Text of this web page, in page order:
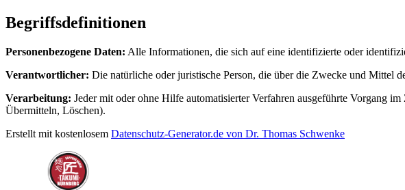
Begriffsdefinitionen
Personenbezogene Daten: Alle Informationen, die sich auf eine identifizierte oder
Verantwortlicher: Die natürliche oder juristische Person, die über die Zwecke und Mittel
Verarbeitung: Jeder mit oder ohne Hilfe automatisierter Verfahren ausgeführte Vorgang
Übermitteln, Löschen).
Erstellt mit kostenlosem Datenschutz-Generator.de von Dr. Thomas Schwenke